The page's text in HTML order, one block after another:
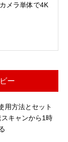
メラ単体で4K
ー
用方法とセット
キャンから1時